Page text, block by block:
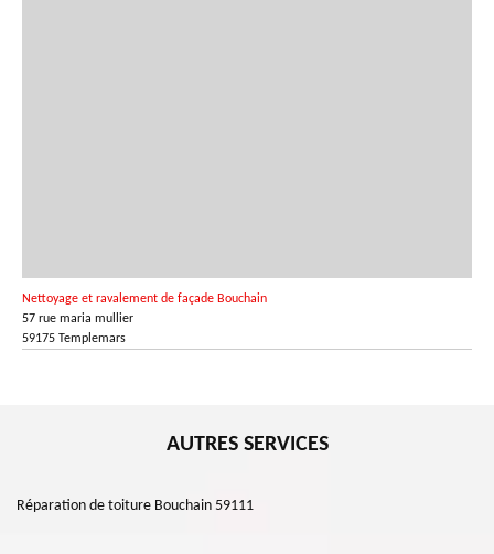
Nettoyage et ravalement de façade Bouchain
57 rue maria mullier
59175 Templemars
AUTRES SERVICES
Réparation de toiture Bouchain 59111